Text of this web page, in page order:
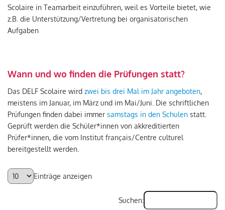
Scolaire in Teamarbeit einzuführen, weil es Vorteile bietet, wie
z.B. die Unterstützung/Vertretung bei organisatorischen
Aufgaben
Wann und wo finden die Prüfungen statt?
Das DELF Scolaire wird zwei bis drei Mal im Jahr angeboten,
meistens im Januar, im März und im Mai/Juni. Die schriftlichen
Prüfungen finden dabei immer samstags in den Schulen statt.
Geprüft werden die Schüler*innen von akkreditierten
Prüfer*innen, die vom Institut français/Centre culturel
bereitgestellt werden.
Einträge anzeigen
Suchen: